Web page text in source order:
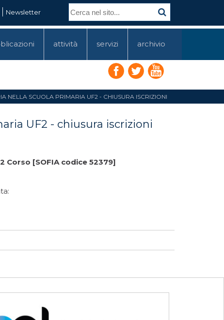
Newsletter
attività servizi archivio
NELLA SCUOLA PRIMARIA UF2 - CHIUSURA ISCRIZIONI
UF2 - chiusura iscrizioni
Corso [SOFIA codice 52379]